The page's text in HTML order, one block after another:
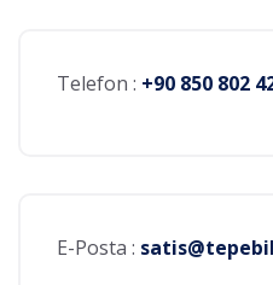
Telefon : +90 850 802
E-Posta :